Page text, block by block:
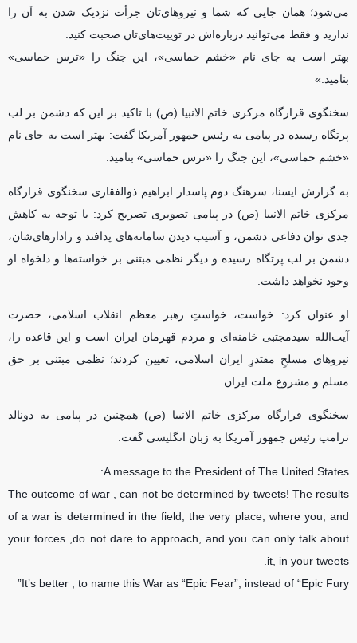
می‌شود؛ همان جایی که شما و نیروهای‌تان جرأت نزدیک شدن به آن را
ندارید و فقط می‌توانید درباره‌اش در توییت‌های‌تان صحبت کنید.
بهتر است به جای نام «خشم حماسی»، این جنگ را «ترس حماسی»
بنامید.»
سخنگوی قرارگاه مرکزی خاتم الانبیا (ص) با تاکید بر این که دشمن بر لب
پرتگاه رسیده در پیامی به رئیس جمهور آمریکا گفت: بهتر است به جای نام
«خشم حماسی»، این جنگ را «ترس حماسی» بنامید.
به گزارش ایسنا، سرهنگ دوم پاسدار ابراهیم ذوالفقاری سخنگوی قرارگاه
مرکزی خاتم الانبیا (ص) در پیامی تصویری تصریح کرد: با توجه به کاهش
جدی توان دفاعی دشمن، و آسیب دیدن سامانه‌های پدافند و رادارهای‌شان،
دشمن بر لب پرتگاه رسیده و دیگر نظمی مبتنی بر خواسته‌ها و دلخواه او
وجود نخواهد داشت.
او عنوان کرد: خواست، خواستِ رهبر معظم انقلاب اسلامی، حضرت
آیت‌الله سیدمجتبی خامنه‌ای و مردم قهرمان ایران است و این قاعده را،
نیروهای مسلحِ مقتدرِ ایران اسلامی، تعیین کردند؛ نظمی مبتنی بر حق
مسلم و مشروع ملت ایران.
سخنگوی قرارگاه مرکزی خاتم الانبیا (ص) همچنین در پیامی به دونالد
ترامپ رئیس جمهور آمریکا به زبان انگلیسی گفت:
A message to the President of The United States:
The outcome of war , can not be determined by tweets! The results
of a war is determined in the field; the very place, where you, and
your forces ,do not dare to approach, and you can only talk about
it, in your tweets.
It’s better , to name this War as “Epic Fear”, instead of “Epic Fury”